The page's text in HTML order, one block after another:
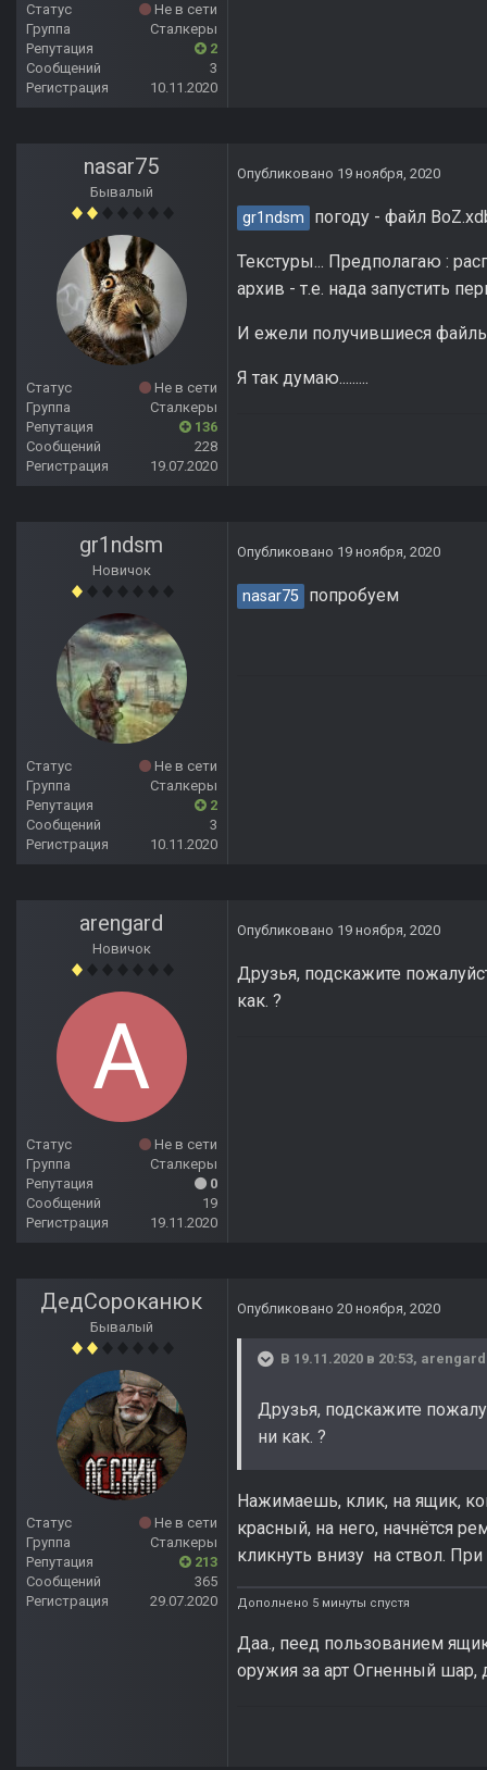
Статус
Не в сети
Группа
Сталкеры
Репутация
2
Сообщений
3
Регистрация
10.11.2020
nasar75
Бывалый
Статус
Не в сети
Группа
Сталкеры
Репутация
136
Сообщений
228
Регистрация
19.07.2020
Опубликовано 19 ноября, 2020
gr1ndsm погоду - файл
Текстуры... Предполагаю :
архив - т.е. нада запустить
И ежели получившиеся
Я так думаю.........
gr1ndsm
Новичок
Статус
Не в сети
Группа
Сталкеры
Репутация
2
Сообщений
3
Регистрация
10.11.2020
Опубликовано 19 ноября, 2020
nasar75 попробуем
arengard
Новичок
Статус
Не в сети
Группа
Сталкеры
Репутация
0
Сообщений
19
Регистрация
19.11.2020
Опубликовано 19 ноября, 2020
Друзья, подскажите
как. ?
ДедСороканюк
Бывалый
Статус
Не в сети
Группа
Сталкеры
Репутация
213
Сообщений
365
Регистрация
29.07.2020
Опубликовано 20 ноября, 2020
В 19.11.2020 в 20:53, arengard
Друзья, подскажите
ни как. ?
Нажимаешь, клик, на ящик,
красный, на него, начнётся
кликнуть внизу на ствол.
Дополнено 5 минуты спустя
Даа., пеед пользованием
оружия за арт Огненный шар,